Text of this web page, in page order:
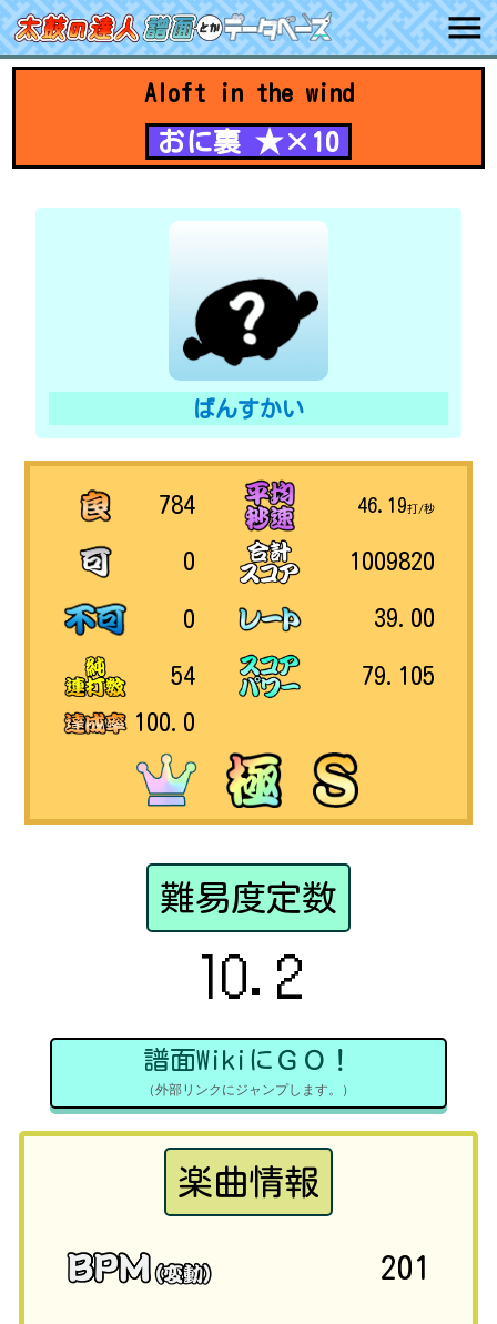
Aloft in the wind
おに裏 ★×10
ばんすかい
784
0
0
54
100.0
46.19打/秒
1009820
39.00
79.105
難易度定数
10.2
譜面WikiにＧＯ！
（外部リンクにジャンプします。）
楽曲情報
201